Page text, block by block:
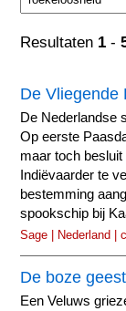
Resultaten 1 -
De Vliegende
De Nederlandse
Op eerste
maar toch
Indiëvaarder te
bestemming
spookschip bij
Sage | Nederland |
De boze
Een Veluws